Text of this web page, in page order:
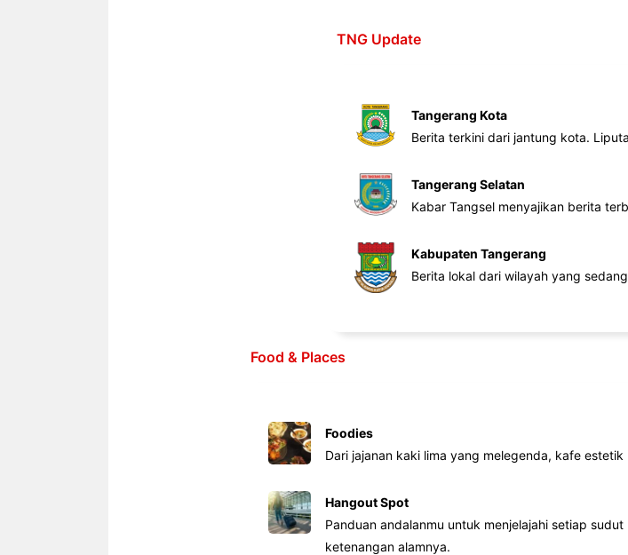
TNG Update
Tangerang Kota
Berita terkini dari jantung kota.
Tangerang Selatan
Kabar Tangsel menyajikan berita
Kabupaten Tangerang
Berita lokal dari wilayah yang
Food & Places
Foodies
Dari jajanan kaki lima yang melegenda, kafe
Hangout Spot
Panduan andalanmu untuk menjelajahi setiap
ketenangan alamnya.